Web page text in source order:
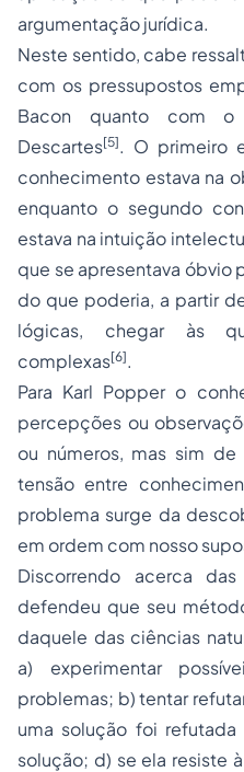
argumentação jurídica.
Neste sentido, cabe
com os pressupostos
Bacon quanto com o
Descartes[5]. O primeiro
conhecimento estava na
enquanto o segundo
estava na intuição
que se apresentava óbvio
do que poderia, a partir
lógicas, chegar às
complexas[6].
Para Karl Popper o
percepções ou
ou números, mas sim
tensão entre
problema surge da
em ordem com nosso
Discorrendo acerca das
defendeu que seu
daquele das ciências
a) experimentar
problemas; b) tentar
uma solução foi
solução; d) se ela resiste